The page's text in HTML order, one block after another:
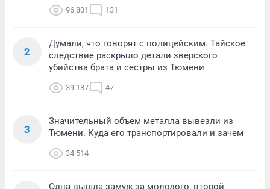
96 801 131
2
Думали, что говорят с полицейским. Тайское
следствие раскрыло детали зверского
убийства брата и сестры из Тюмени
39 187 47
3
Значительный объем металла вывезли из
Тюмени. Куда его транспортировали и зачем
34 514
Одна вышла замуж за молодого, второй